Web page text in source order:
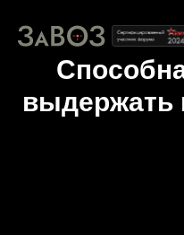
выдержать